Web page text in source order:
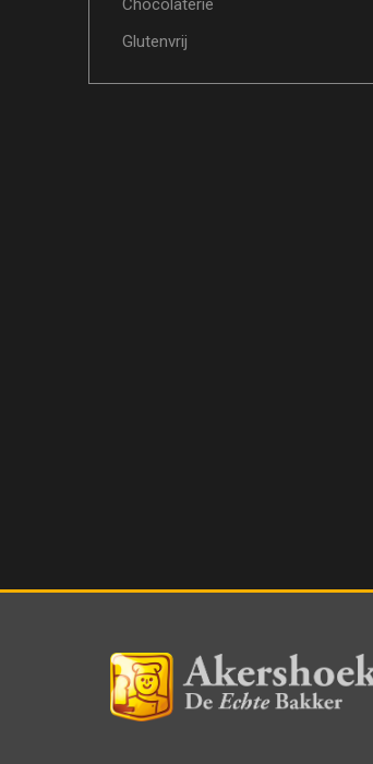
Chocolaterie
Glutenvrij